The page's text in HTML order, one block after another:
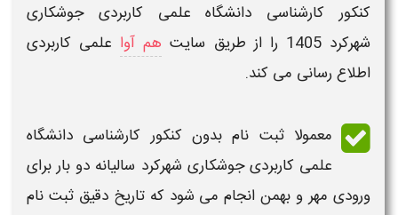
کنکور کارشناسی دانشگاه علمی کاربردی جوشکاری
شهرکرد 1405
را از طریق سایت هم آوا علمی کاربردی
اطلاع رسانی می کند.
معمولاثبت نام بدون کنکور کارشناسی دانشگاه
علمی کاربردی جوشکاری شهرکرد سالیانه دو بار برای
ورودی مهر و بهمن انجام می شود کهتاریخدقیقثبت نام